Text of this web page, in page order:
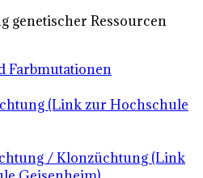
genetischer Ressourcen
Farbmutationen
(Link zur Hochschule
/ Klonzüchtung (Link